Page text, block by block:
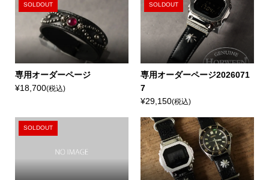
SOLDOUT
専用オーダーページ
¥18,700(税込)
SOLDOUT
専用オーダーページ2026071
7
¥29,150(税込)
SOLDOUT